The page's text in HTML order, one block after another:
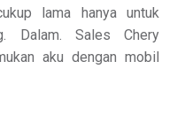
lama hanya untuk
Dalam. Sales Chery
aku dengan mobil